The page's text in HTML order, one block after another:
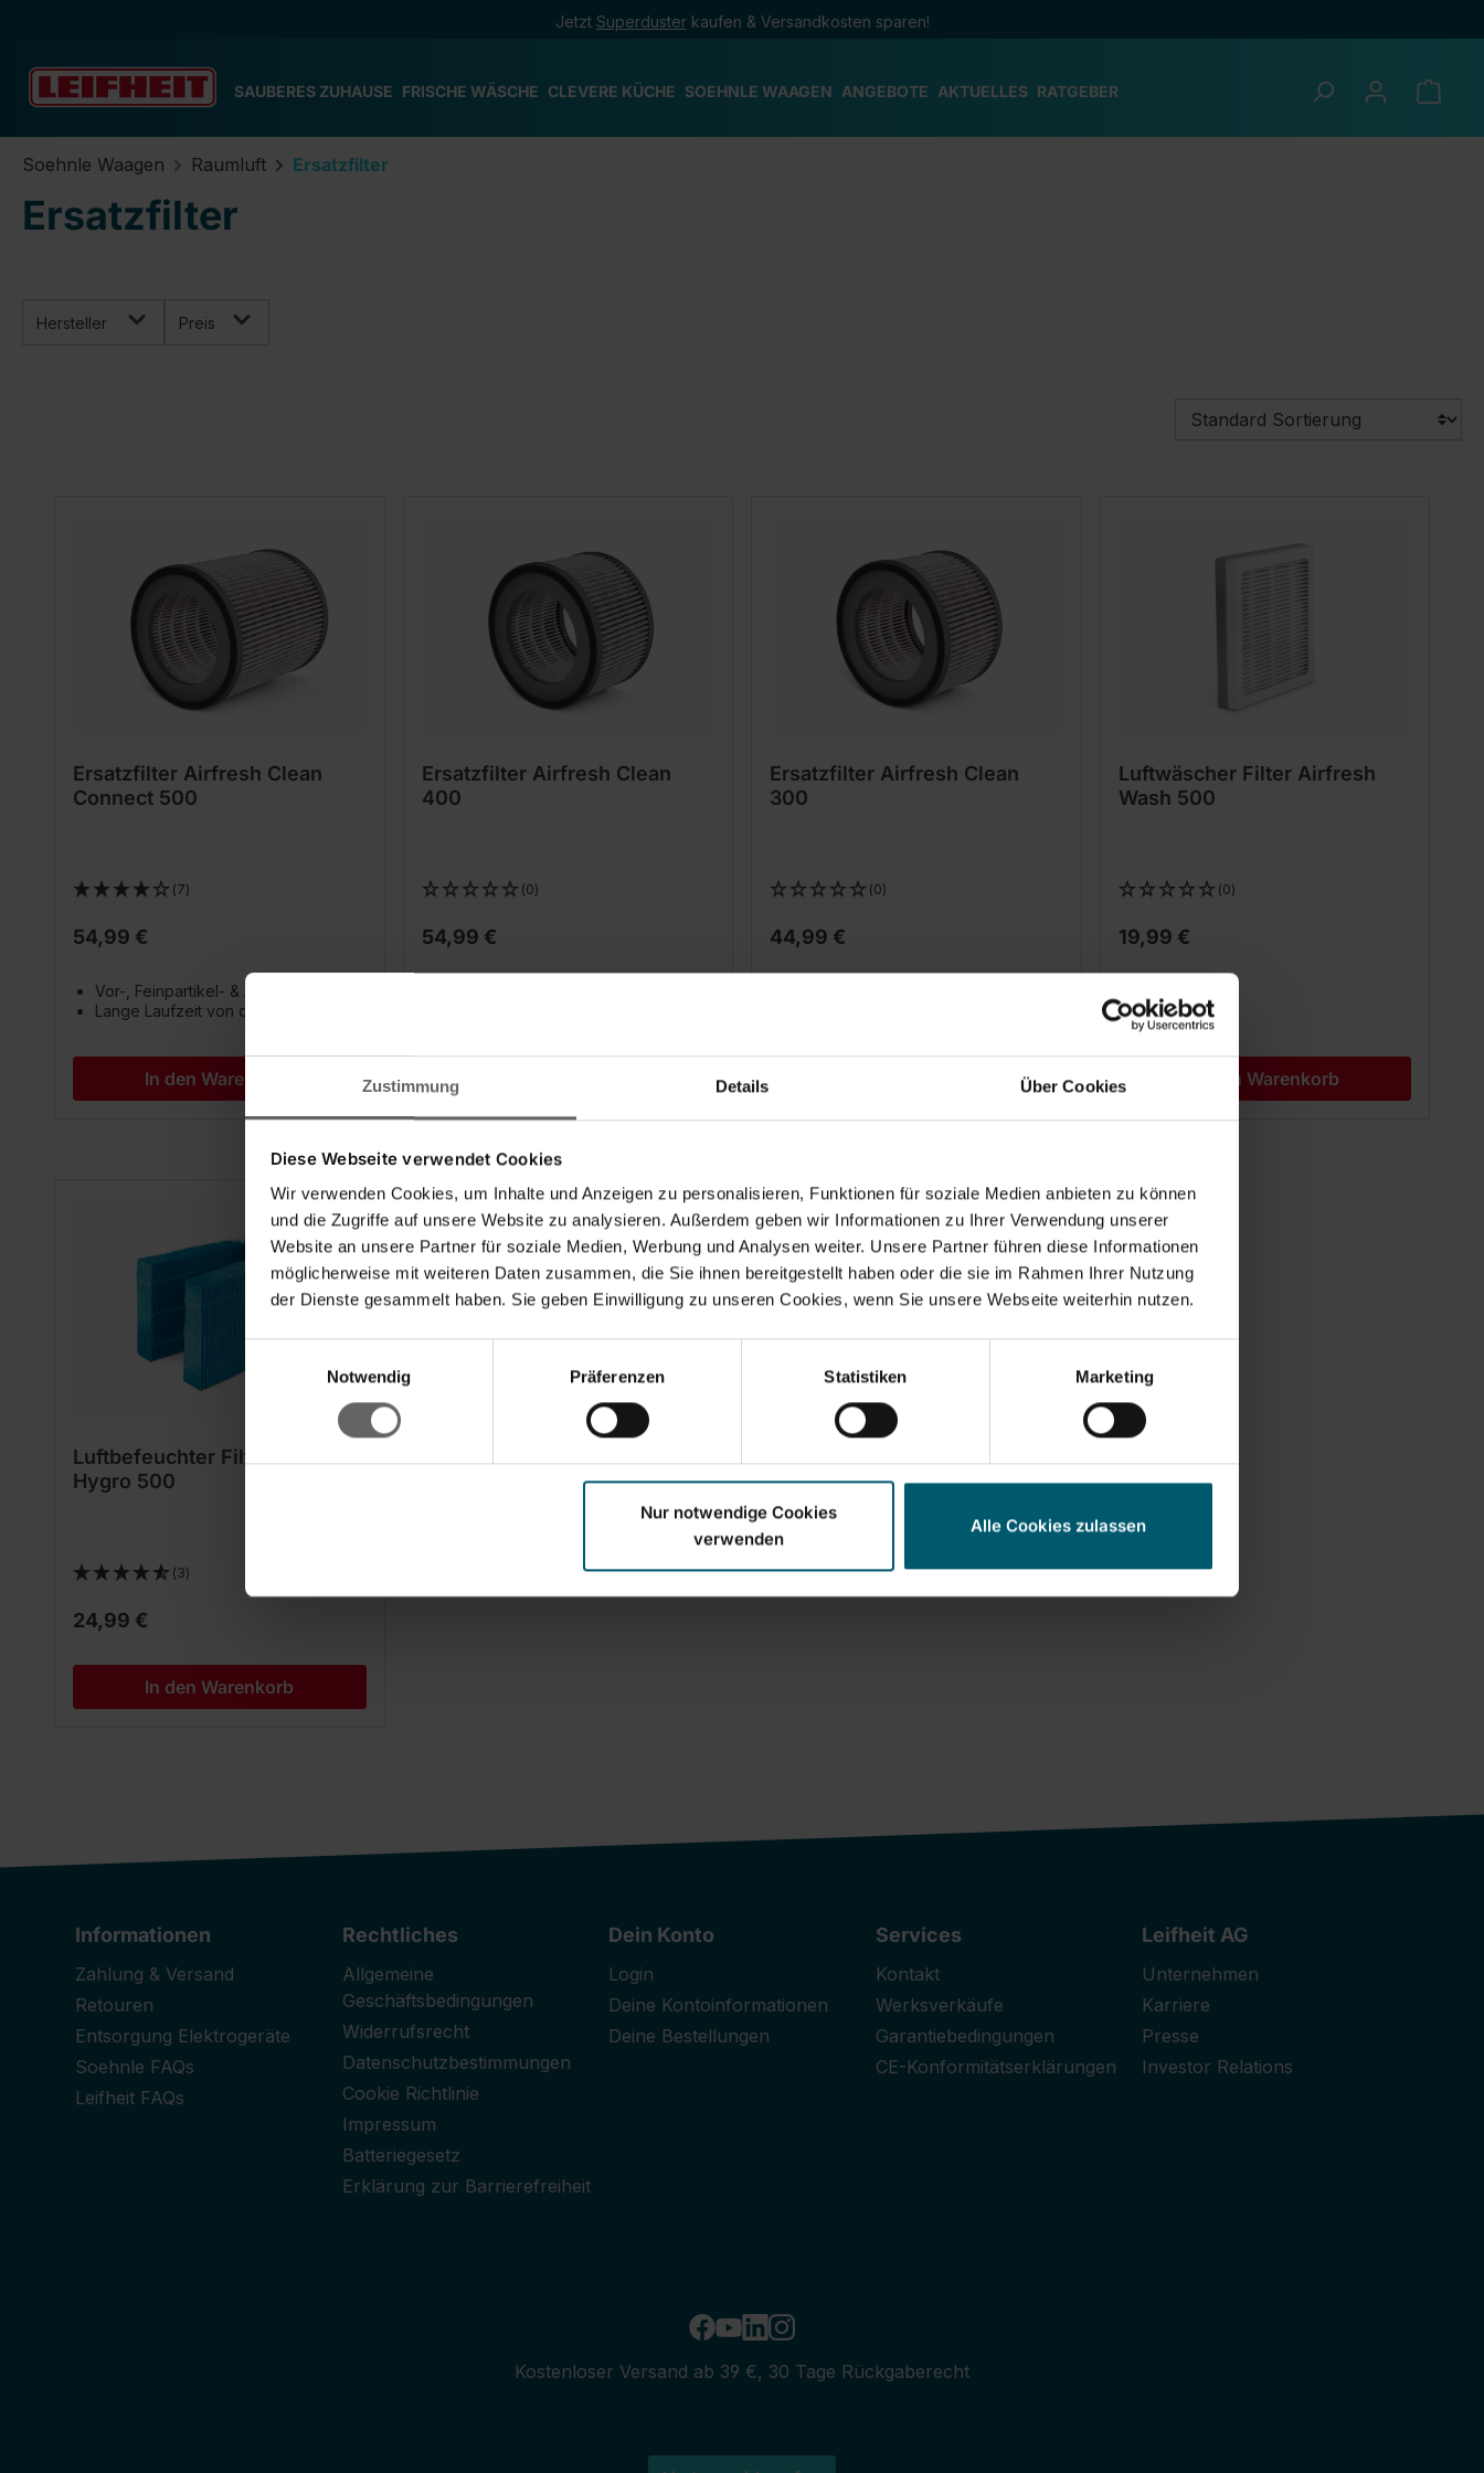
Zustimmung Details Über Cookies
Diese Webseite verwendet Cookies
Wir verwenden Cookies, um Inhalte und Anzeigen zu personalisieren, Funktionen für soziale Medien anbieten zu können
und die Zugriffe auf unsere Website zu analysieren. Außerdem geben wir Informationen zu Ihrer Verwendung unserer
Website an unsere Partner für soziale Medien, Werbung und Analysen weiter. Unsere Partner führen diese Informationen
möglicherweise mit weiteren Daten zusammen, die Sie ihnen bereitgestellt haben oder die sie im Rahmen Ihrer Nutzung
der Dienste gesammelt haben. Sie geben Einwilligung zu unseren Cookies, wenn Sie unsere Webseite weiterhin nutzen.
Notwendig
Präferenzen Statistiken Marketing
Nur notwendige Cookies
verwenden
Alle Cookies zulassen
Jetzt Superdusterkaufen & Versandkosten sparen!
SAUBERES ZUHAUSE FRISCHE WÄSCHE CLEVERE KÜCHE SOEHNLE WAAGEN ANGEBOTE AKTUELLES RATGEBER
Soehnle Waagen Raumluft Ersatzfilter
Ersatzfilter
Hersteller Preis
Ersatzfilter Airfresh Clean
Connect 500
(7)
54,99 €
Vor-, Feinpartikel- & Aktivkohlefilter
Lange Laufzeit von ca. 4.000 h
In den Warenkorb
Ersatzfilter Airfresh Clean
400
(0)
54,99 €
Ersatzfilter Airfresh Clean
300
(0)
44,99 €
Luftwäscher Filter Airfresh
Wash 500
(0)
19,99 €
In den Warenkorb
Luftbefeuchter Filter Airfresh
Hygro 500
(3)
24,99 €
In den Warenkorb
Informationen
Zahlung & Versand
Retouren
Entsorgung Elektrogeräte
Soehnle FAQs
Leifheit FAQs
Rechtliches
Allgemeine
Geschäftsbedingungen
Widerrufsrecht
Datenschutzbestimmungen
Cookie Richtlinie
Impressum
Batteriegesetz
Erklärung zur Barrierefreiheit
Dein Konto
Login
Deine Kontoinformationen
Deine Bestellungen
Services
Kontakt
Werksverkäufe
Garantiebedingungen
CE-Konformitätserklärungen
Leifheit AG
Unternehmen
Karriere
Presse
Investor Relations
Kostenloser Versand ab 39 €, 30 Tage Rückgaberecht